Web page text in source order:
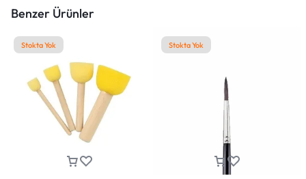
Benzer Ürünler
Stokta Yok Stokta Yok